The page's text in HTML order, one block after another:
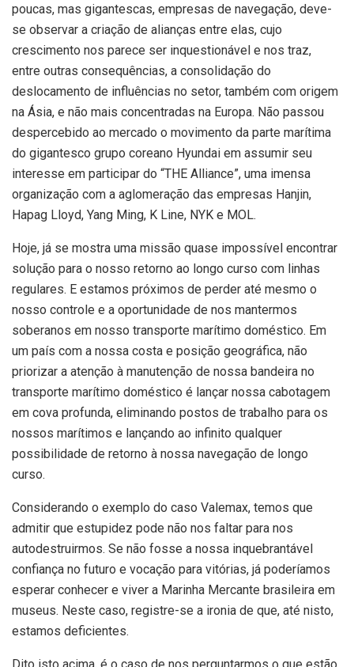
poucas, mas gigantescas, empresas de navegação, deve-
se observar a criação de alianças entre elas, cujo
crescimento nos parece ser inquestionável e nos traz,
entre outras consequências, a consolidação do
deslocamento de influências no setor, também com origem
na Ásia, e não mais concentradas na Europa. Não passou
despercebido ao mercado o movimento da parte marítima
do gigantesco grupo coreano Hyundai em assumir seu
interesse em participar do “THE Alliance”, uma imensa
organização com a aglomeração das empresas Hanjin,
Hapag Lloyd, Yang Ming, K Line, NYK e MOL.
Hoje, já se mostra uma missão quase impossível encontrar
solução para o nosso retorno ao longo curso com linhas
regulares. E estamos próximos de perder até mesmo o
nosso controle e a oportunidade de nos mantermos
soberanos em nosso transporte marítimo doméstico. Em
um país com a nossa costa e posição geográfica, não
priorizar a atenção à manutenção de nossa bandeira no
transporte marítimo doméstico é lançar nossa cabotagem
em cova profunda, eliminando postos de trabalho para os
nossos marítimos e lançando ao infinito qualquer
possibilidade de retorno à nossa navegação de longo
curso.
Considerando o exemplo do caso Valemax, temos que
admitir que estupidez pode não nos faltar para nos
autodestruirmos. Se não fosse a nossa inquebrantável
confiança no futuro e vocação para vitórias, já poderíamos
esperar conhecer e viver a Marinha Mercante brasileira em
museus. Neste caso, registre-se a ironia de que, até nisto,
estamos deficientes.